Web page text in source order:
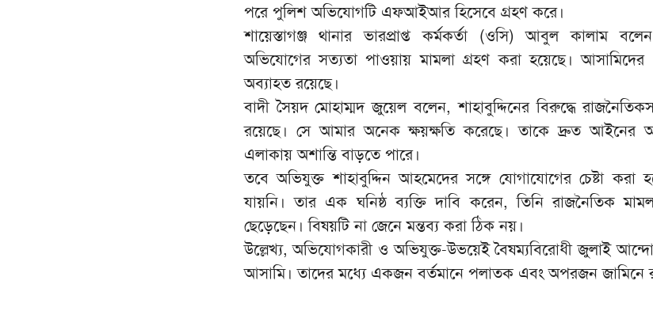
পরে পুলিশ অভিযোগটি এফআইআর হিসেবে গ্রহণ করে।
শায়েস্তাগঞ্জ থানার ভারপ্রাপ্ত কর্মকর্তা (ওসি) আবুল কালাম
অভিযোগের সত্যতা পাওয়ায় মামলা গ্রহণ করা হয়েছে। আসামিদের
অব্যাহত রয়েছে।
বাদী সৈয়দ মোহাম্মদ জুয়েল বলেন, শাহাবুদ্দিনের বিরুদ্ধে
রয়েছে। সে আমার অনেক ক্ষয়ক্ষতি করেছে। তাকে দ্রুত
এলাকায় অশান্তি বাড়তে পারে।
তবে অভিযুক্ত শাহাবুদ্দিন আহমেদের সঙ্গে যোগাযোগের চেষ্টা করা
যায়নি। তার এক ঘনিষ্ঠ ব্যক্তি দাবি করেন, তিনি রাজনৈতিক
ছেড়েছেন। বিষয়টি না জেনে মন্তব্য করা ঠিক নয়।
উল্লেখ্য, অভিযোগকারী ও অভিযুক্ত-উভয়েই বৈষম্যবিরোধী জুলাই
আসামি। তাদের মধ্যে একজন বর্তমানে পলাতক এবং অপরজন জামিনে